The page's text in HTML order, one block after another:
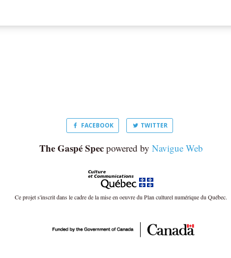
FACEBOOK TWITTER
The Gaspé Specpowered by Navigue Web
Ce projet s'inscrit dans le cadre de la mise en oeuvre du Plan culturel numérique du Québec.